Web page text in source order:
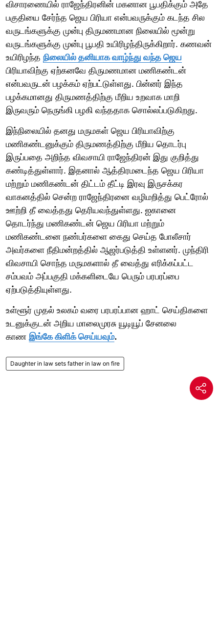
விசாரணையில் ராஜேந்திரனின் மகனான பூபதிக்கும் அதே
பகுதியை சேர்ந்த ஜெய பிரியா என்பவருக்கும் கடந்த சில
வருடங்களுக்கு முன்பு திருமணமான நிலையில் மூன்று
வருடங்களுக்கு முன்பு பூபதி உயிரிழந்திருக்கிறார். கணவன்
உயிரிழந்த நிலையில் தனியாக வாழ்ந்து வந்த ஜெய
பிரியாவிற்கு ஏற்கனவே திருமணமான மணிகண்டன்
என்பவருடன் பழக்கம் ஏற்பட்டுள்ளது. பின்னர் இந்த
பழக்கமானது திருமணத்திற்கு மீறிய உறவாக மாறி
இருவரும் நெருங்கி பழகி வந்ததாக சொல்லப்படுகிறது.
இந்நிலையில் தனது மருமகள் ஜெய பிரியாவிற்கு
மணிகண்டனுக்கும் திருமணத்திற்கு மீறிய தொடர்பு
இருப்பதை அறிந்த விவசாயி ராஜேந்திரன் இது குறித்து
கண்டித்துள்ளார். இதனால் ஆத்திரமடைந்த ஜெய பிரியா
மற்றும் மணிகண்டன் திட்டம் தீட்டி இரவு இருசக்கர
வாகனத்தில் சென்ற ராஜேந்திரனை வழிமறித்து பெட்ரோல்
ஊற்றி தீ வைத்தது தெரியவந்துள்ளது. ஐகானை
தொடர்ந்து மணிகண்டன் ஜெய பிரியா மற்றும்
மணிகண்டனை நண்பர்களை கைது செய்த போலீசார்
அவர்களை நீதிமன்றத்தில் ஆஜர்படுத்தி உள்ளனர். முந்திரி
விவசாயி சொந்த மருமகளால் தீ வைத்து எரிக்கப்பட்ட
சம்பவம் அப்பகுதி மக்களிடையே பெரும் பரபரப்பை
ஏற்படுத்தியுள்ளது.
உள்ளூர் முதல் உலகம் வரை பரபரப்பான ஹாட் செய்திகளை
உடனுக்குடன் அறிய மாலைமுரசு யூடியூப் சேனலை
காண இங்கே கிளிக் செய்யவும்.
Daughter in law sets father in law on fire